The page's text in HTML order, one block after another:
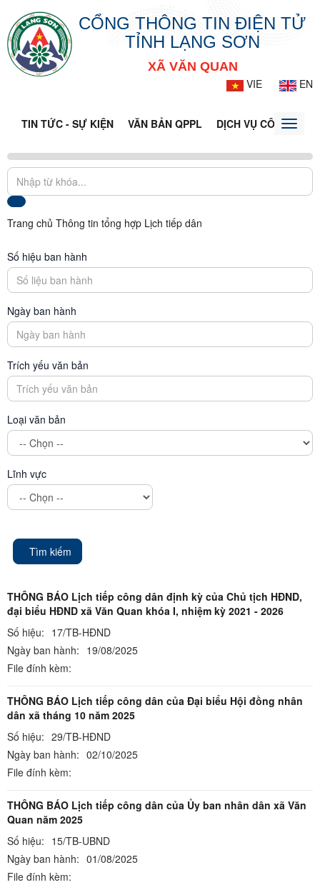
CỔNG THÔNG TIN ĐIỆN TỬ
TỈNH LẠNG SƠN
XÃ VĂN QUAN
VIE
EN
TIN TỨC - SỰ KIỆN VĂN BẢN QPPL DỊCH VỤ CÔNGToggle
Trang chủ Thông tin tổng hợp Lịch tiếp dân
Số hiệu ban hành
Ngày ban hành
Trích yếu văn bản
Loại văn bản
Lĩnh vực
Tìm kiếm
THÔNG BÁO Lịch tiếp công dân định kỳ của Chủ tịch HĐND,
đại biểu HĐND xã Văn Quan khóa I, nhiệm kỳ 2021 - 2026
Số hiệu: 17/TB-HĐND
Ngày ban hành: 19/08/2025
File đính kèm:
THÔNG BÁO Lịch tiếp công dân của Đại biểu Hội đồng nhân
dân xã tháng 10 năm 2025
Số hiệu: 29/TB-HĐND
Ngày ban hành: 02/10/2025
File đính kèm:
THÔNG BÁO Lịch tiếp công dân của Ủy ban nhân dân xã Văn
Quan năm 2025
Số hiệu: 15/TB-UBND
Ngày ban hành: 01/08/2025
File đính kèm: